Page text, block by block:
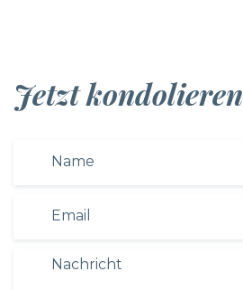
Jetzt kondolieren